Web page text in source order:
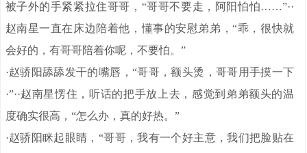
被子外的手紧紧拉住哥哥，“哥哥不要走，阿阳怕怕……”··
赵南星一直在床边陪着他，懂事的安慰弟弟，“乖，很快就
会好的，有哥哥陪着你呢，不要怕。”
·赵骄阳舔舔发干的嘴唇，“哥哥，额头烫，哥哥用手摸一下
·”··赵南星愣住，听话的把手放上去，感觉到弟弟额头的温
度确实很高，“怎么办，真的好热。”
·赵骄阳眯起眼睛，“哥哥，我有一个好主意，我们把脸贴在